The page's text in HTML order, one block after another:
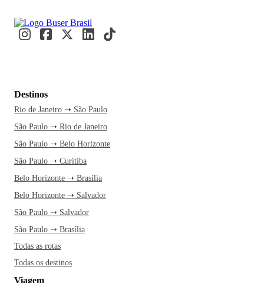
Destinos
Rio de Janeiro ➝ São Paulo
São Paulo ➝ Rio de Janeiro
São Paulo ➝ Belo Horizonte
São Paulo ➝ Curitiba
Belo Horizonte ➝ Brasília
Belo Horizonte ➝ Salvador
São Paulo ➝ Salvador
São Paulo ➝ Brasília
Todas as rotas
Todas os destinos
Viagem